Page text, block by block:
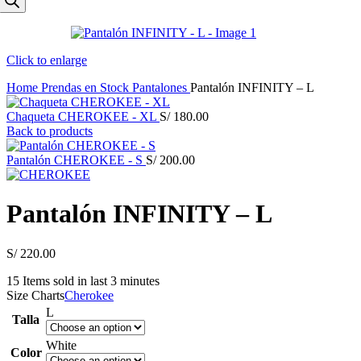
Click to enlarge
Home Prendas en Stock Pantalones Pantalón INFINITY – L
Chaqueta CHEROKEE - XL S/180.00
Back to products
Pantalón CHEROKEE - S S/200.00
Pantalón INFINITY – L
S/220.00
15 Items sold in last 3 minutes
Size ChartsCherokee
Talla
L
Color
White